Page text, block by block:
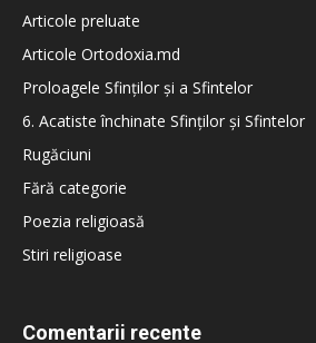
Articole preluate
Articole Ortodoxia.md
Proloagele Sfinților și a Sfintelor
6. Acatiste închinate Sfinților și Sfintelor
Rugăciuni
Fără categorie
Poezia religioasă
Stiri religioase
Comentarii recente